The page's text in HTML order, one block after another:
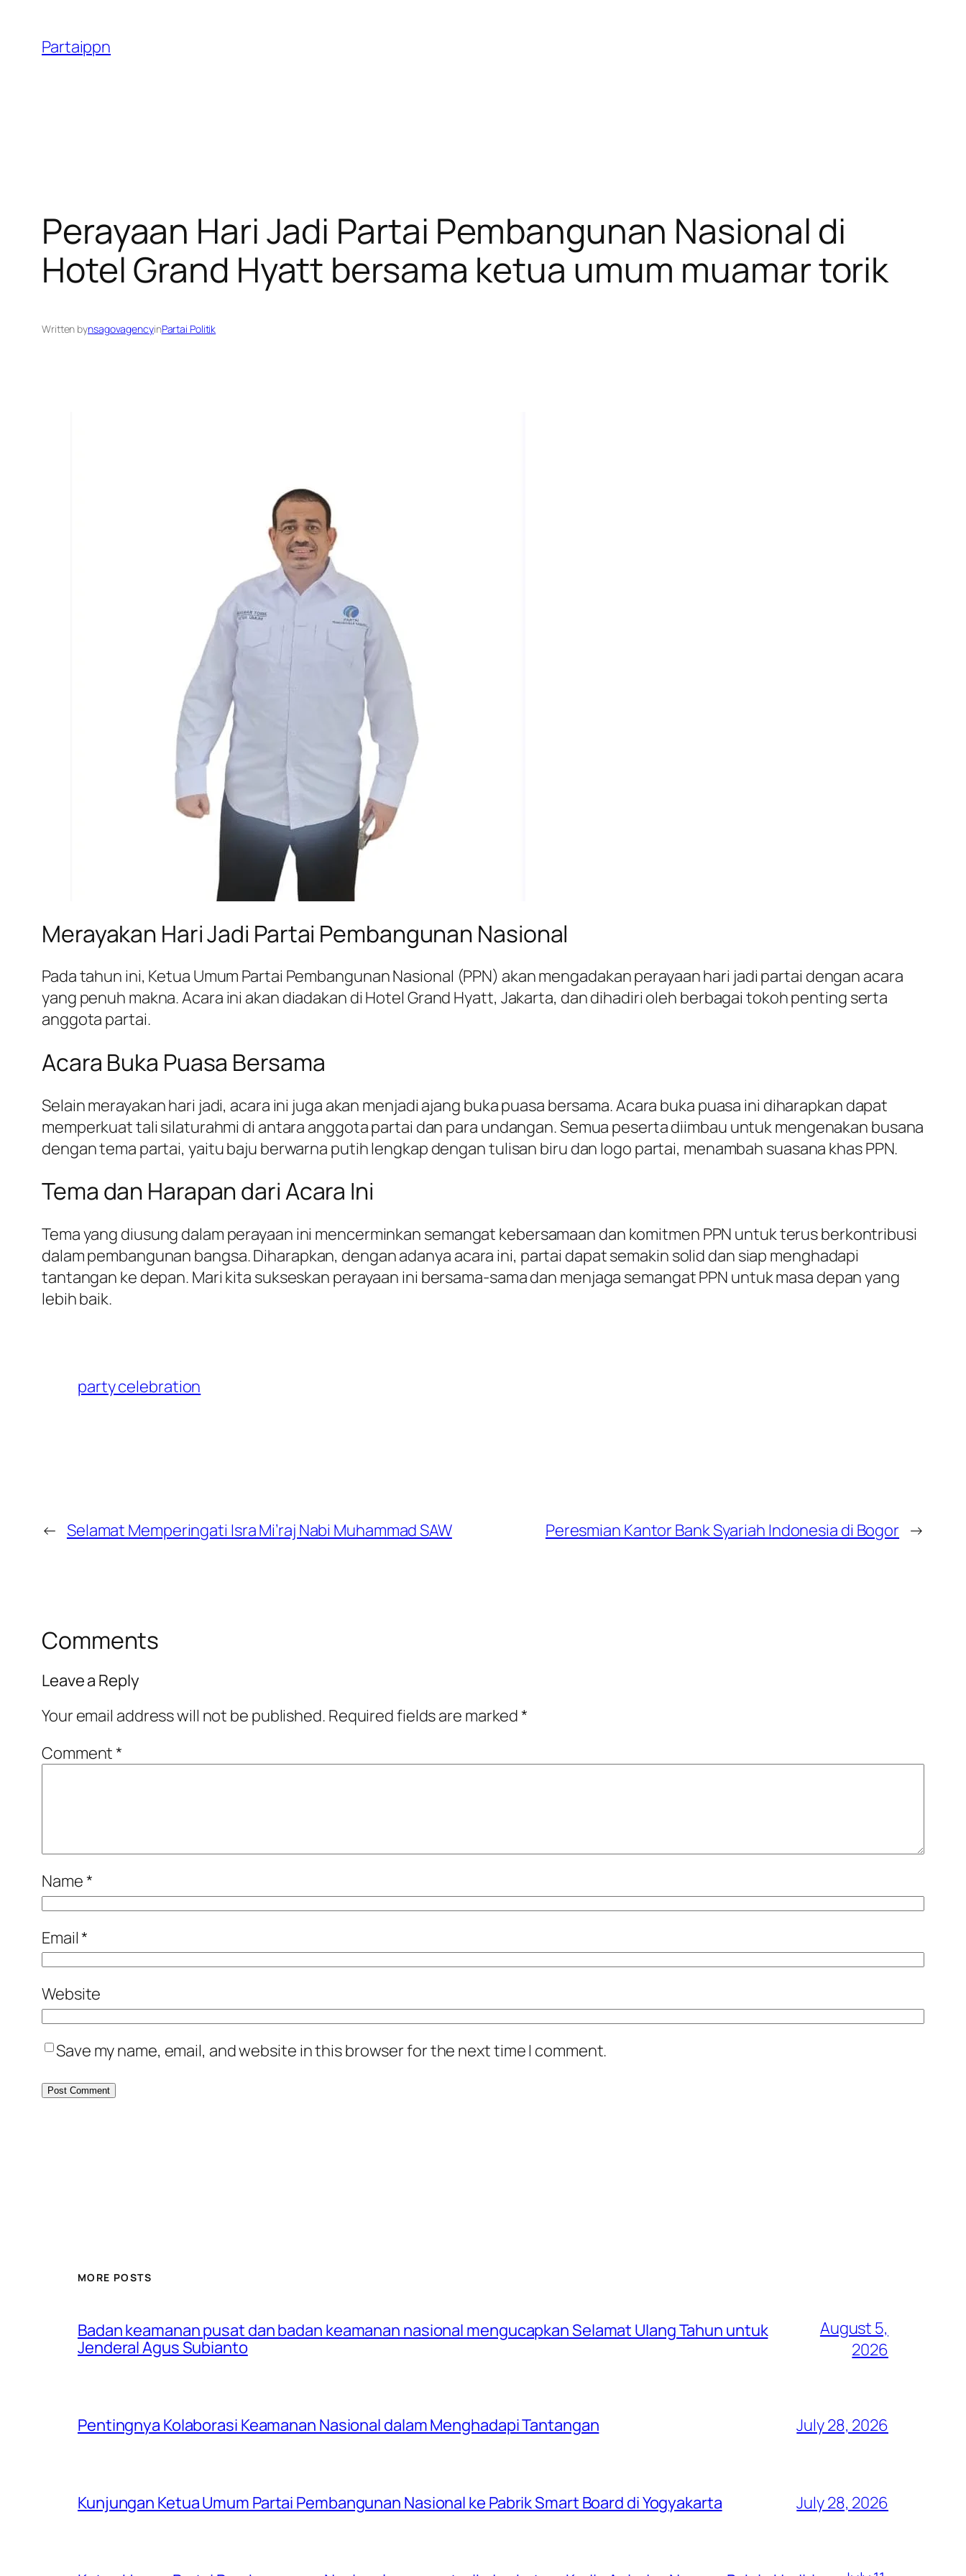
content
Partaippn
Perayaan Hari Jadi Partai Pembangunan Nasional di
Hotel Grand Hyatt bersama ketua umum muamar torik
Written bynsagovagencyinPartai Politik
Merayakan Hari Jadi Partai Pembangunan Nasional
Pada tahun ini, Ketua Umum Partai Pembangunan Nasional (PPN) akan mengadakan perayaan hari jadi partai dengan acara
yang penuh makna. Acara ini akan diadakan di Hotel Grand Hyatt, Jakarta, dan dihadiri oleh berbagai tokoh penting serta
anggota partai.
Acara Buka Puasa Bersama
Selain merayakan hari jadi, acara ini juga akan menjadi ajang buka puasa bersama. Acara buka puasa ini diharapkan dapat
memperkuat tali silaturahmi di antara anggota partai dan para undangan. Semua peserta diimbau untuk mengenakan busana
dengan tema partai, yaitu baju berwarna putih lengkap dengan tulisan biru dan logo partai, menambah suasana khas PPN.
Tema dan Harapan dari Acara Ini
Tema yang diusung dalam perayaan ini mencerminkan semangat kebersamaan dan komitmen PPN untuk terus berkontribusi
dalam pembangunan bangsa. Diharapkan, dengan adanya acara ini, partai dapat semakin solid dan siap menghadapi
tantangan ke depan. Mari kita sukseskan perayaan ini bersama-sama dan menjaga semangat PPN untuk masa depan yang
lebih baik.
party celebration
← Selamat Memperingati Isra Mi’raj Nabi Muhammad SAW Peresmian Kantor Bank Syariah Indonesia di Bogor →
Comments
Leave a Reply
Your email address will not be published. Required fields are marked*
Comment*
Name*
Email*
Website
Save my name, email, and website in this browser for the next time I comment.
MORE POSTS
Badan keamanan pusat dan badan keamanan nasional mengucapkan Selamat Ulang Tahun untuk
Jenderal Agus Subianto
August 5,
2026
Pentingnya Kolaborasi Keamanan Nasional dalam Menghadapi Tantangan July 28, 2026
Kunjungan Ketua Umum Partai Pembangunan Nasional ke Pabrik Smart Board di Yogyakarta July 28, 2026